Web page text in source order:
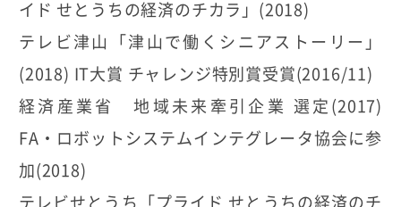
イド せとうちの経済のチカラ」(2018)
テレビ津山「津山で働くシニアストーリー」
(2018) IT大賞 チャレンジ特別賞受賞(2016/11)
経済産業省 地域未来牽引企業 選定(2017)
FA・ロボットシステムインテグレータ協会に参
加(2018)
テレビせとうち「プライド せとうちの経済のチ